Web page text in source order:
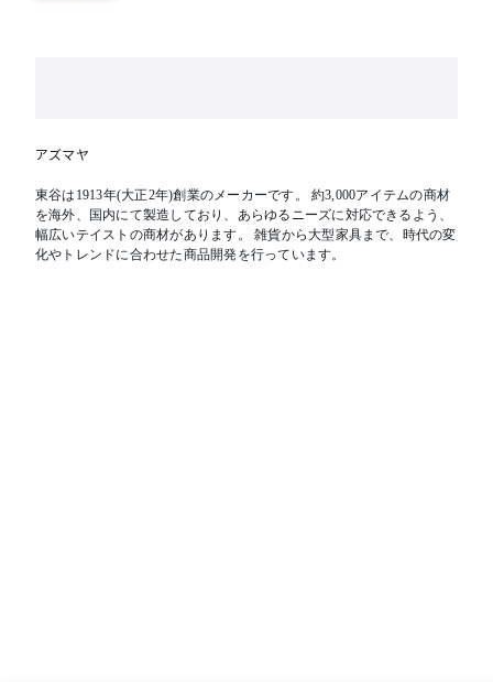
アズマヤ
東谷は1913年(大正2年)創業のメーカーです。 約3,000アイテムの商材
を海外、国内にて製造しており、あらゆるニーズに対応できるよう、
幅広いテイストの商材があります。 雑貨から大型家具まで、時代の変
化やトレンドに合わせた商品開発を行っています。